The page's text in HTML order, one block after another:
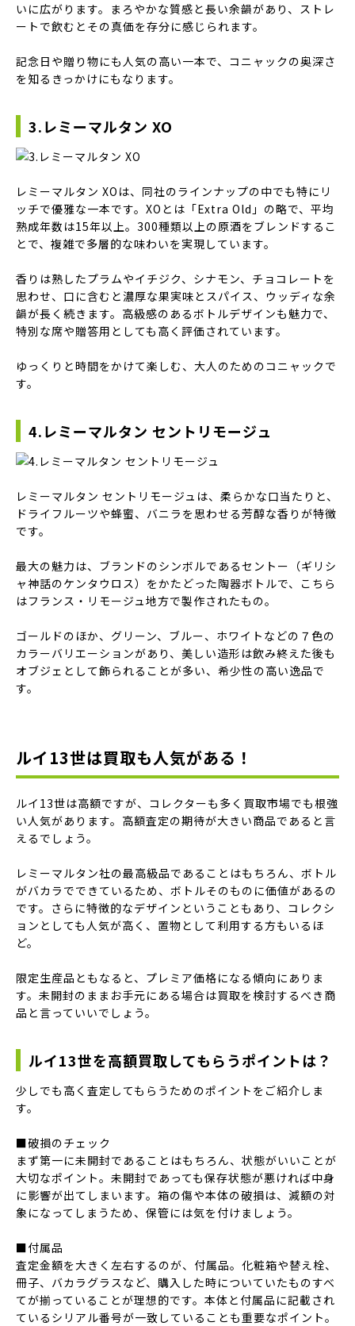
いに広がります。まろやかな質感と長い余韻があり、ストレ
ートで飲むとその真価を存分に感じられます。
記念日や贈り物にも人気の高い一本で、コニャックの奥深さ
を知るきっかけにもなります。
3.レミーマルタン XO
レミーマルタン XOは、同社のラインナップの中でも特にリ
ッチで優雅な一本です。XOとは「Extra Old」の略で、平均
熟成年数は15年以上。300種類以上の原酒をブレンドするこ
とで、複雑で多層的な味わいを実現しています。
香りは熟したプラムやイチジク、シナモン、チョコレートを
思わせ、口に含むと濃厚な果実味とスパイス、ウッディな余
韻が長く続きます。高級感のあるボトルデザインも魅力で、
特別な席や贈答用としても高く評価されています。
ゆっくりと時間をかけて楽しむ、大人のためのコニャックで
す。
4.レミーマルタン セントリモージュ
レミーマルタン セントリモージュは、柔らかな口当たりと、
ドライフルーツや蜂蜜、バニラを思わせる芳醇な香りが特徴
です。
最大の魅力は、ブランドのシンボルであるセントー（ギリシ
ャ神話のケンタウロス）をかたどった陶器ボトルで、こちら
はフランス・リモージュ地方で製作されたもの。
ゴールドのほか、グリーン、ブルー、ホワイトなどの７色の
カラーバリエーションがあり、美しい造形は飲み終えた後も
オブジェとして飾られることが多い、希少性の高い逸品で
す。
ルイ13世は買取も人気がある！
ルイ13世は高額ですが、コレクターも多く買取市場でも根強
い人気があります。高額査定の期待が大きい商品であると言
えるでしょう。
レミーマルタン社の最高級品であることはもちろん、ボトル
がバカラでできているため、ボトルそのものに価値があるの
です。さらに特徴的なデザインということもあり、コレクシ
ョンとしても人気が高く、置物として利用する方もいるほ
ど。
限定生産品ともなると、プレミア価格になる傾向にありま
す。未開封のままお手元にある場合は買取を検討するべき商
品と言っていいでしょう。
ルイ13世を高額買取してもらうポイントは？
少しでも高く査定してもらうためのポイントをご紹介しま
す。
■破損のチェック
まず第一に未開封であることはもちろん、状態がいいことが
大切なポイント。未開封であっても保存状態が悪ければ中身
に影響が出てしまいます。箱の傷や本体の破損は、減額の対
象になってしまうため、保管には気を付けましょう。
■付属品
査定金額を大きく左右するのが、付属品。化粧箱や替え栓、
冊子、バカラグラスなど、購入した時についていたものすべ
てが揃っていることが理想的です。本体と付属品に記載され
ているシリアル番号が一致していることも重要なポイント。